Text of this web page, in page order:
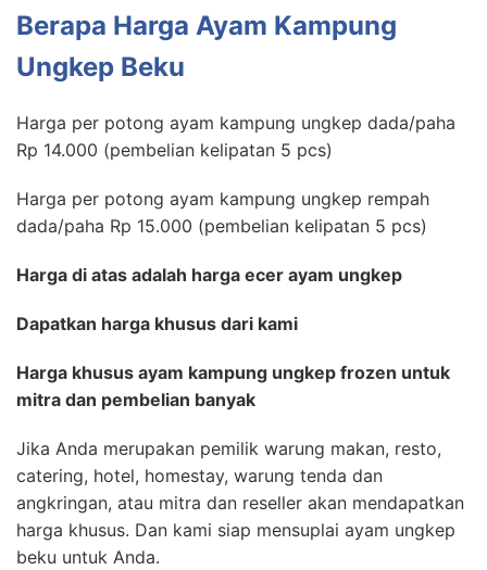
Berapa Harga Ayam Kampung
Ungkep Beku
Harga per potong ayam kampung ungkep dada/paha
Rp 14.000 (pembelian kelipatan 5 pcs)
Harga per potong ayam kampung ungkep rempah
dada/paha Rp 15.000 (pembelian kelipatan 5 pcs)
Harga di atas adalah harga ecer ayam ungkep
Dapatkan harga khusus dari kami
Harga khusus ayam kampung ungkep frozen untuk
mitra dan pembelian banyak
Jika Anda merupakan pemilik warung makan, resto,
catering, hotel, homestay, warung tenda dan
angkringan, atau mitra dan reseller akan mendapatkan
harga khusus. Dan kami siap mensuplai ayam ungkep
beku untuk Anda.